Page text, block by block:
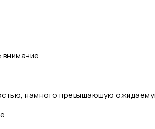
внимание.
намного превышающую